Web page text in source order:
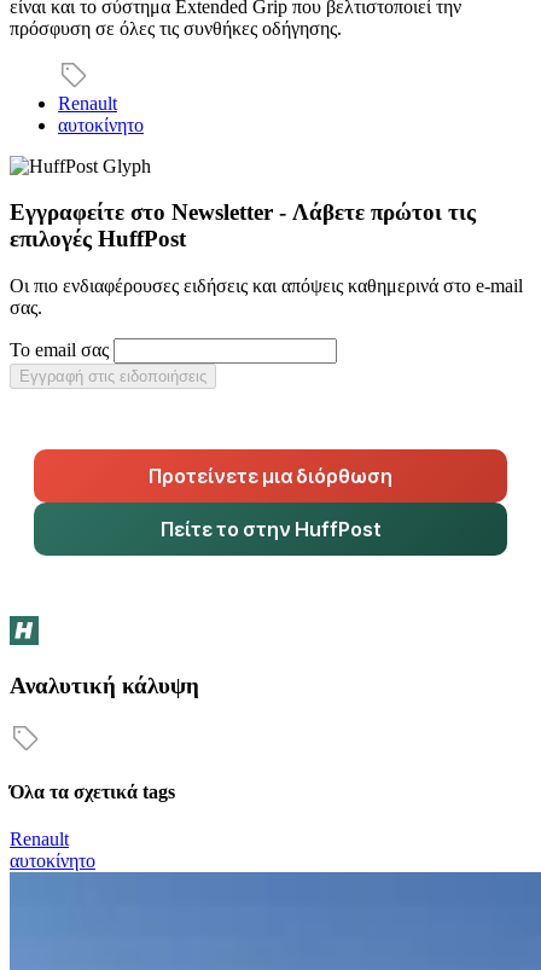
είναι και το σύστημα Extended Grip που βελτιστοποιεί την
πρόσφυση σε όλες τις συνθήκες οδήγησης.
Renault
αυτοκίνητο
Εγγραφείτε στο Newsletter - Λάβετε πρώτοι τις
επιλογές HuffPost
Οι πιο ενδιαφέρουσες ειδήσεις και απόψεις καθημερινά στο e-mail
σας.
Το email σας
Εγγραφή στις ειδοποιήσεις
Προτείνετε μια διόρθωση
Πείτε το στην HuffPost
Αναλυτική κάλυψη
Όλα τα σχετικά tags
Renault
αυτοκίνητο